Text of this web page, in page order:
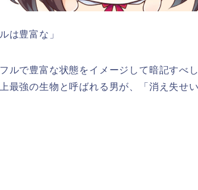
は豊富な」
ルで豊富な状態をイメージして暗記すべし
最強の生物と呼ばれる男が、「消え失せ